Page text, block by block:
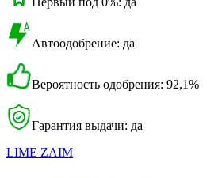
Автоодобрение: да
Вероятность одобрения: 92,1%
Гарантия выдачи: да
LIME ZAIM